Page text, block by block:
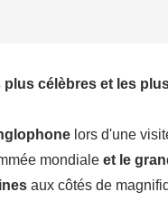
célèbres et les
lors d'une
mondiale et le
aux côtés de